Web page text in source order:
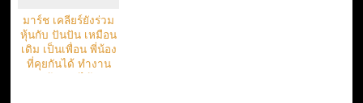
มาร์ช เคลียร์ยังร่วม
หุ้นกับ ปันปัน เหมือน
เดิม เป็นเพื่อน พี่น้อง
ที่คุยกันได้ ทำงาน